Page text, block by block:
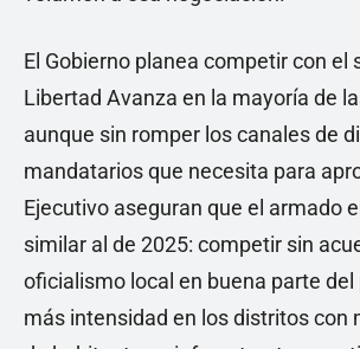
El Gobierno planea competir con el
Libertad Avanza en la mayoría de
aunque sin romper los canales de
mandatarios que necesita para
Ejecutivo aseguran que el armado
similar al de 2025: competir sin
oficialismo local en buena parte del
más intensidad en los distritos con